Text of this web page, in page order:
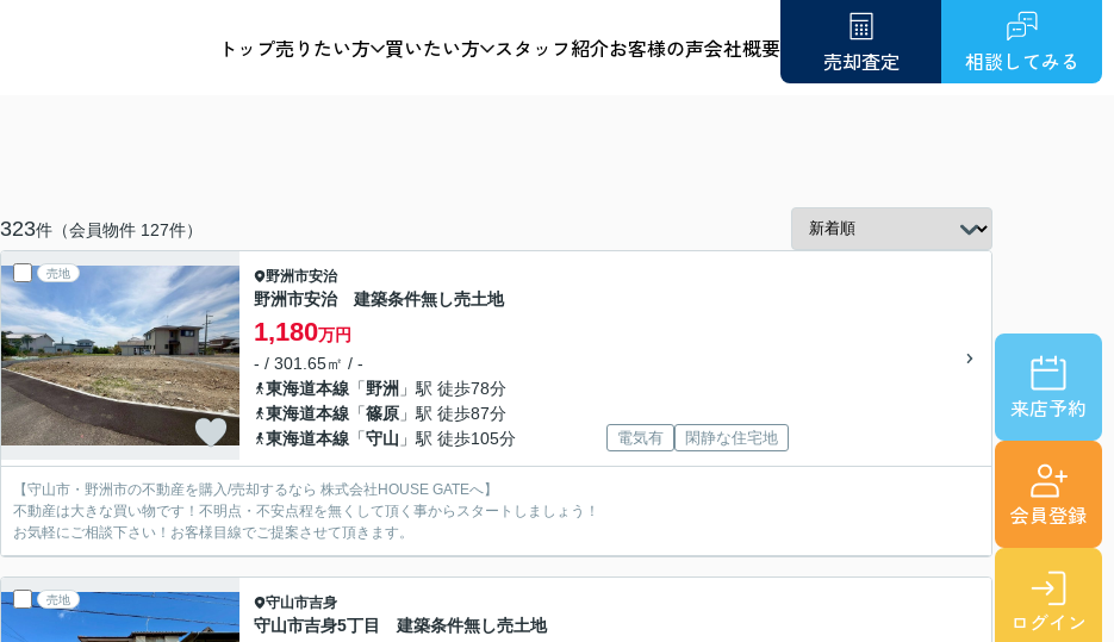
トップ売りたい方 買いたい方 スタッフ紹介お客様の声会社概要 売却査定 相談してみる
来店予約
会員登録
ログイン
323件（会員物件 127件）
売地 野洲市安治
野洲市安治 建築条件無し売土地
1,180万円
- / 301.65㎡ / -
東海道本線 「野洲 」駅 徒歩78分
東海道本線 「篠原 」駅 徒歩87分
東海道本線 「守山 」駅 徒歩105分 電気有 閑静な住宅地
【守山市・野洲市の不動産を購入/売却するなら 株式会社HOUSE GATEへ】
不動産は大きな買い物です！不明点・不安点程を無くして頂く事からスタートしましょう！
お気軽にご相談下さい！お客様目線でご提案させて頂きます。
売地 守山市吉身
守山市吉身5丁目 建築条件無し売土地